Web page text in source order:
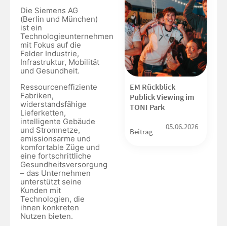
Die Siemens AG
(Berlin und München)
ist ein
Technologieunternehmen
mit Fokus auf die
Felder Industrie,
Infrastruktur, Mobilität
und Gesundheit.
Ressourceneffiziente
Fabriken,
widerstandsfähige
Lieferketten,
intelligente Gebäude
und Stromnetze,
emissionsarme und
komfortable Züge und
eine fortschrittliche
Gesundheitsversorgung
– das Unternehmen
unterstützt seine
Kunden mit
Technologien, die
ihnen konkreten
Nutzen bieten.
EM Rückblick
Publick Viewing im
TONI Park
Beitrag
05.06.2026